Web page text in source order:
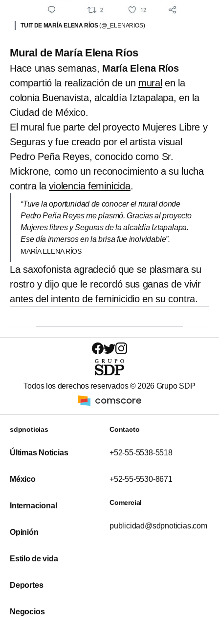
TUIT DE MARÍA ELENA RÍOS(@_ELENARIOS)
Mural de María Elena Ríos
Hace unas semanas, María Elena Ríos
compartió la realización de un muralen la
colonia Buenavista, alcaldía Iztapalapa, en la
Ciudad de México.
El mural fue parte del proyecto Mujeres Libre y
Seguras y fue creado por el artista visual
Pedro Peña Reyes, conocido como Sr.
Mickrone, como un reconocimiento a su lucha
contra laviolencia feminicida.
“Tuve la oportunidad de conocer el mural donde
Pedro Peña Reyes me plasmó. Gracias al proyecto
Mujeres libres y Seguras de la alcaldía Iztapalapa.
Ese día inmersos en la brisa fue inolvidable”.
MARÍA ELENA RÍOS
La saxofonista agradeció que se plasmara su
rostro y dijo que le recordó sus ganas de vivir
antes del intento de feminicidio en su contra.
Todos los derechos reservados © 2026 Grupo SDP
sdpnoticias
Últimas Noticias
México
Internacional
Opinión
Estilo de vida
Deportes
Negocios
Contacto
+52-55-5538-5518
+52-55-5530-8671
Comercial
publicidad@sdpnoticias.com